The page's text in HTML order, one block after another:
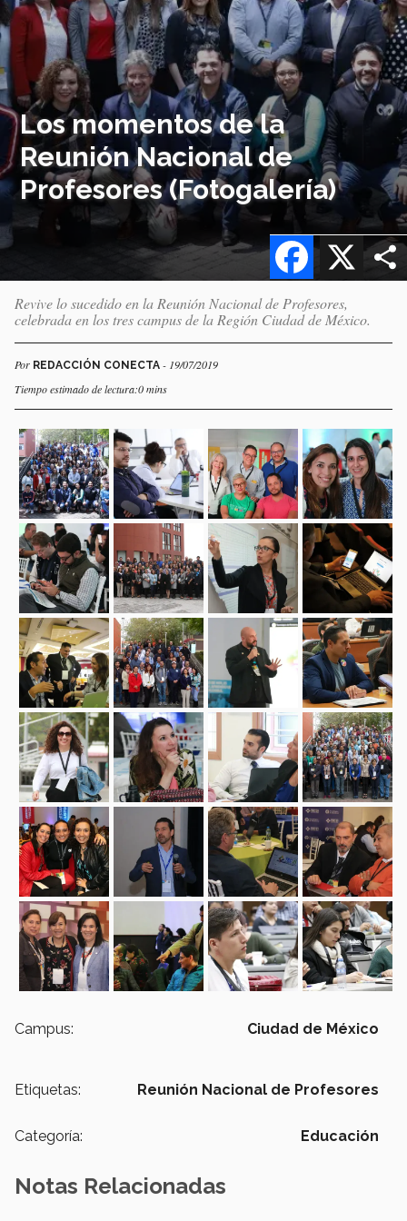
Los momentos de la
Reunión Nacional de
Profesores (Fotogalería)
X
Facebook
Revive lo sucedido en la Reunión Nacional de Profesores,
celebrada en los tres campus de la Región Ciudad de México.
Por REDACCIÓN CONECTA - 19/07/2019
Tiempo estimado de lectura:0 mins
Campus: Ciudad de México
Etiquetas: Reunión Nacional de Profesores
Categoría: Educación
Notas Relacionadas